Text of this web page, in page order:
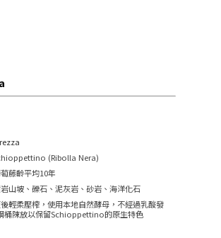
(Ribolla Nera)
藤齡平均10年
山坡、礫石、泥灰岩、砂岩、海洋化石
輕柔壓榨，使用本地自然酵母，不經過乳酸發
桶陳放以保留Schioppettino的原生特色